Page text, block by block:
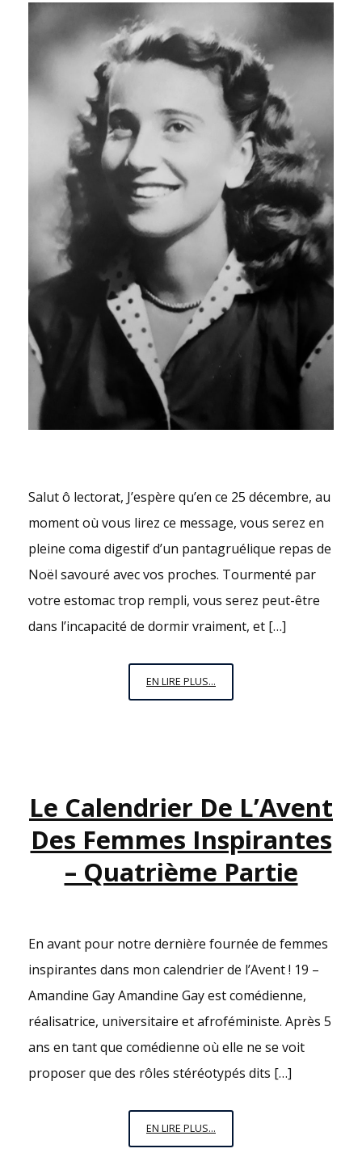
Salut ô lectorat, J’espère qu’en ce 25 décembre, au
moment où vous lirez ce message, vous serez en
pleine coma digestif d’un pantagruélique repas de
Noël savouré avec vos proches. Tourmenté par
votre estomac trop rempli, vous serez peut-être
dans l’incapacité de dormir vraiment, et […]
EN LIRE PLUS...
DÉCEMBRE,
Le Calendrier De L’Avent
Des Femmes Inspirantes
– Quatrième Partie
En avant pour notre dernière fournée de femmes
inspirantes dans mon calendrier de l’Avent ! 19 –
Amandine Gay Amandine Gay est comédienne,
réalisatrice, universitaire et afroféministe. Après 5
ans en tant que comédienne où elle ne se voit
proposer que des rôles stéréotypés dits […]
EN LIRE PLUS...
CALENDRIER